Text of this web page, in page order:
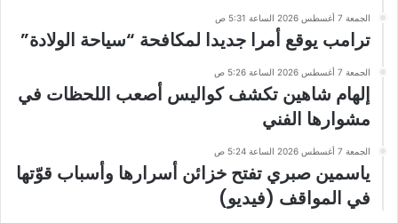
الجمعة 7 أغسطس 2026 الساعة 5:31 ص
ترامب يوقع أمرا جديدا لمكافحة “سياحة الولادة”
الجمعة 7 أغسطس 2026 الساعة 5:26 ص
إلهام شاهين تكشف كواليس أصعب اللحظات في
مشوارها الفني
الجمعة 7 أغسطس 2026 الساعة 5:24 ص
ياسمين صبري تفتح خزائن أسرارها وأسباب قوّتها
في المواقف (فيديو)